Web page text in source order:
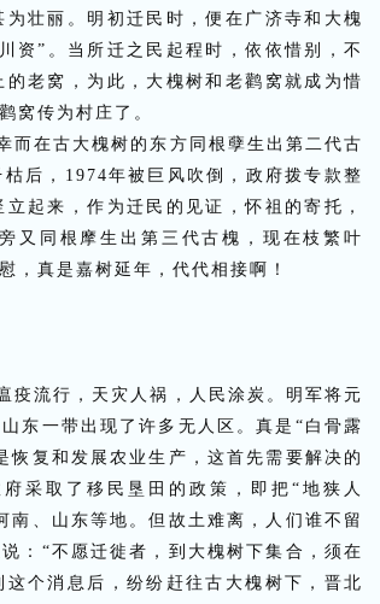
壮丽。明初迁民时，便在广济寺和大槐
资”。当所迁之民起程时，依依惜别，不
老窝，为此，大槐树和老鹳窝就成为惜
窝传为村庄了。
而在古大槐树的东方同根孽生出第二代古
后， 1974年被巨风吹倒，政府拨专款整
起来，作为迁民的见证，怀祖的寄托，
又同根摩生出第三代古槐，现在枝繁叶
，真是嘉树延年，代代相接啊！
疫流行，天灾人祸，人民涂炭。明军将元
东一带出现了许多无人区。真是“白骨露
复和发展农业生产，这首先需要解决的
采取了移民垦田的政策，即把“地狭人
、山东等地。但故土难离，人们谁不留
：“不愿迁徙者，到大槐树下集合，须在
个消息后，纷纷赶往古大槐树下，晋北